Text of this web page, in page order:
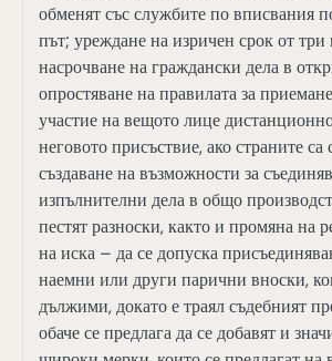
обменят със службите по вписвания
път; уреждане на изричен срок от три
насрочване на граждански дела в
опростяване на правилата за
участие на вещото лице
неговото присъствие, ако страните са
създаване на възможности за
изпълнителни дела в общо
пестят разноски, както и промяна на
на иска – да се допуска
наемни или други парични вноски,
дължими, докато е траял съдебният
обаче се предлага да се добавят и